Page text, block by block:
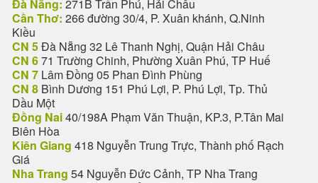
Đà Nẵng: 271B Trần Phú, Hải Châu
Cần Thơ: 266 đường 30/4, P. Xuân khánh, Q.Ninh
Kiều
CN 5Đà Nẵng 32 Lê Thanh Nghị, Quận Hải Châu
CN 671 Trường Chinh, Phường Xuân Phú, TP Huế
CN 7 Lâm Đồng 05 Phan Đình Phùng
CN 8 Bình Dương 151 Phú Lợi, P. Phú Lợi, Tp. Thủ
Dầu Một
Đồng Nai40/198A Phạm Văn Thuận, KP.3, P.Tân Mai
Biên Hòa
Kiên Giang 418 Nguyễn Trung Trực, Thành phố Rạch
Giá
Nha Trang 54 Nguyễn Đức Cảnh, TP Nha Trang